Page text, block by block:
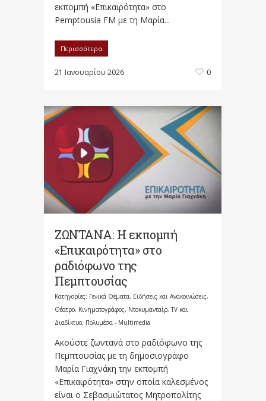
εκπομπή «Επικαιρότητα» στο
Pemptousia FM με τη Μαρία...
Περισσότερα
21 Ιανουαρίου 2026 0
ΖΩΝΤΑΝΑ: Η εκπομπή
«Επικαιρότητα» στο
ραδιόφωνο της
Πεμπτουσίας
Κατηγορίες: Γενικά Θέματα, Ειδήσεις και Ανακοινώσεις,
Θέατρο, Κινηματογράφος, Ντοκυμανταίρ, TV και
Διαδίκτυο, Πολυμέσα - Multimedia
Ακούστε ζωντανά στο ραδιόφωνο της
Πεμπτουσίας με τη δημοσιογράφο
Μαρία Γιαχνάκη την εκπομπή
«Επικαιρότητα» στην οποία καλεσμένος
είναι ο Σεβασμιώτατος Μητροπολίτης